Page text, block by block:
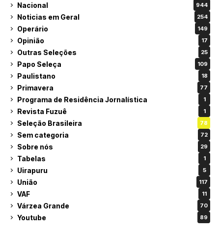
Nacional 944
Noticias em Geral 254
Operário 149
Opinião 17
Outras Seleções 25
Papo Seleça 109
Paulistano 18
Primavera 77
Programa de Residência Jornalística 1
Revista Fuzuê 1
Seleção Brasileira 78
Sem categoria 72
Sobre nós 29
Tabelas 1
Uirapuru 5
União 117
VAF 11
Várzea Grande 70
Youtube 89